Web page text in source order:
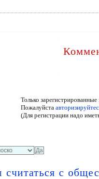
Только
Пожалуйста
(Для регистрации надо
считаться с